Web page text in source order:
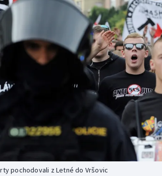
Curling
Dostihy
Florbal
Gymnastika
pochodovali z Letné do Vršovic